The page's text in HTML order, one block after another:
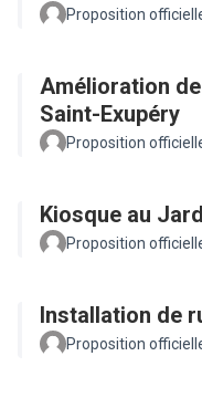
Proposition
Amélioration
Saint-Exupéry
Proposition
Kiosque au
Proposition
Installation de
Proposition